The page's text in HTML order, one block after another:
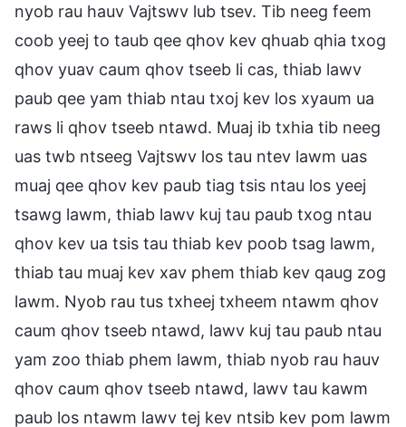
nyob rau hauv Vajtswv lub tsev. Tib neeg feem
coob yeej to taub qee qhov kev qhuab qhia txog
qhov yuav caum qhov tseeb li cas, thiab lawv
paub qee yam thiab ntau txoj kev los xyaum ua
raws li qhov tseeb ntawd. Muaj ib txhia tib neeg
uas twb ntseeg Vajtswv los tau ntev lawm uas
muaj qee qhov kev paub tiag tsis ntau los yeej
tsawg lawm, thiab lawv kuj tau paub txog ntau
qhov kev ua tsis tau thiab kev poob tsag lawm,
thiab tau muaj kev xav phem thiab kev qaug zog
lawm. Nyob rau tus txheej txheem ntawm qhov
caum qhov tseeb ntawd, lawv kuj tau paub ntau
yam zoo thiab phem lawm, thiab nyob rau hauv
qhov caum qhov tseeb ntawd, lawv tau kawm
paub los ntawm lawv tej kev ntsib kev pom lawm